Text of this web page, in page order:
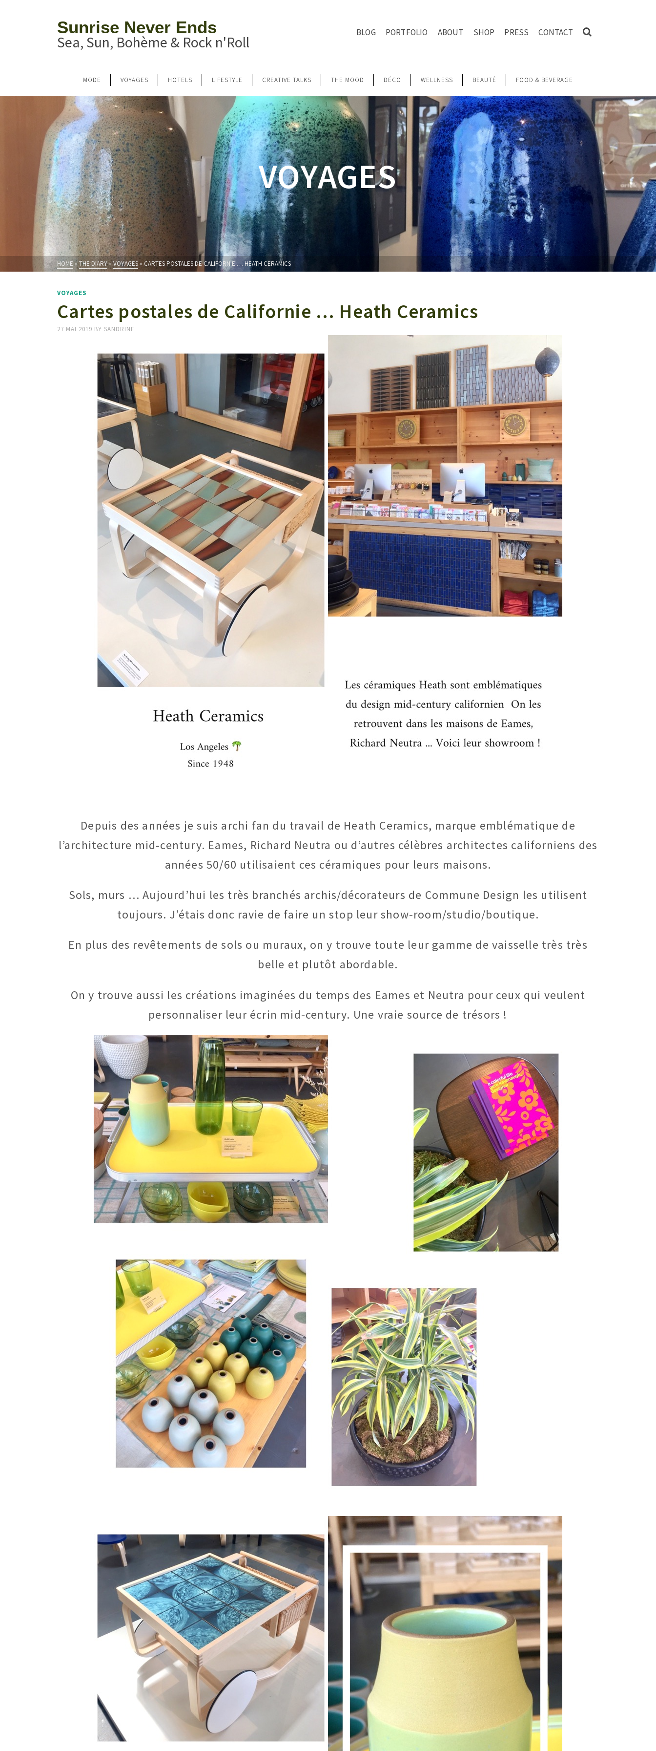
Sunrise Never Ends
Sea, Sun, Bohème & Rock n'Roll
BLOG PORTFOLIO ABOUT SHOP PRESS CONTACT
MODE VOYAGES HOTELS LIFESTYLE CREATIVE TALKS THE MOOD DÉCO WELLNESS BEAUTÉ FOOD & BEVERAGE
VOYAGES
HOME »THE DIARY»VOYAGES» CARTES POSTALES DE CALIFORNIE … HEATH CERAMICS
VOYAGES
Cartes postales de Californie … Heath Ceramics
27 MAI 2019 BY SANDRINE
Depuis des années je suis archi fan du travail de Heath Ceramics, marque emblématique de
l’architecture mid-century. Eames, Richard Neutra ou d’autres célèbres architectes californiens des
années 50/60 utilisaient ces céramiques pour leurs maisons.
Sols, murs … Aujourd’hui les très branchés archis/décorateurs de Commune Design les utilisent
toujours. J’étais donc ravie de faire un stop leur show-room/studio/boutique.
En plus des revêtements de sols ou muraux, on y trouve toute leur gamme de vaisselle très très
belle et plutôt abordable.
On y trouve aussi les créations imaginées du temps des Eames et Neutra pour ceux qui veulent
personnaliser leur écrin mid-century. Une vraie source de trésors !